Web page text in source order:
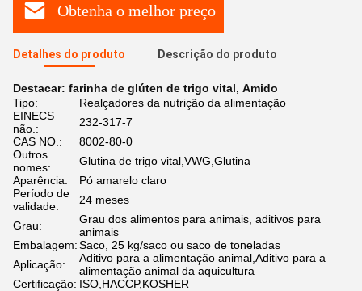
Obtenha o melhor preço
Detalhes do produto Descrição do produto
Destacar: farinha de glúten de trigo vital, Amido
Tipo:
Realçadores da nutrição da alimentação
EINECS
não.:
232-317-7
CAS NO.:
8002-80-0
Outros
nomes:
Glutina de trigo vital,VWG,Glutina
Aparência:
Pó amarelo claro
Período de
validade:
24 meses
Grau:
Grau dos alimentos para animais, aditivos para
animais
Embalagem:Saco, 25 kg/saco ou saco de toneladas
Aplicação:
Aditivo para a alimentação animal,Aditivo para a
alimentação animal da aquicultura
Certificação: ISO,HACCP,KOSHER